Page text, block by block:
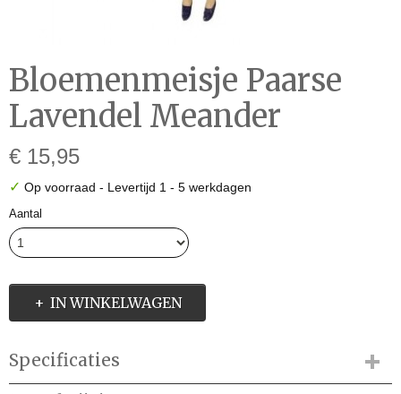
Bloemenmeisje Paarse
Lavendel Meander
€ 15,95
✓ Op voorraad - Levertijd 1 - 5 werkdagen
Aantal
IN WINKELWAGEN
Specificaties